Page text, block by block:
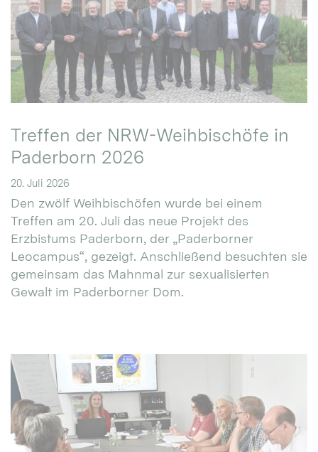
Treffen der NRW-Weihbischöfe in
Paderborn 2026
20. Juli 2026
Den zwölf Weihbischöfen wurde bei einem
Treffen am 20. Juli das neue Projekt des
Erzbistums Paderborn, der „Paderborner
Leocampus“, gezeigt. Anschließend besuchten sie
gemeinsam das Mahnmal zur sexualisierten
Gewalt im Paderborner Dom.